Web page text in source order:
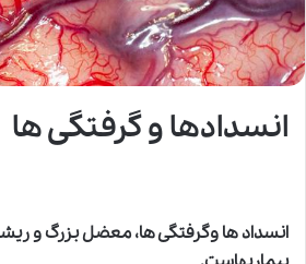
انسدادها و گرفتگی ها
انسداد ها وگرفتگی ها، معضل بزرگ و